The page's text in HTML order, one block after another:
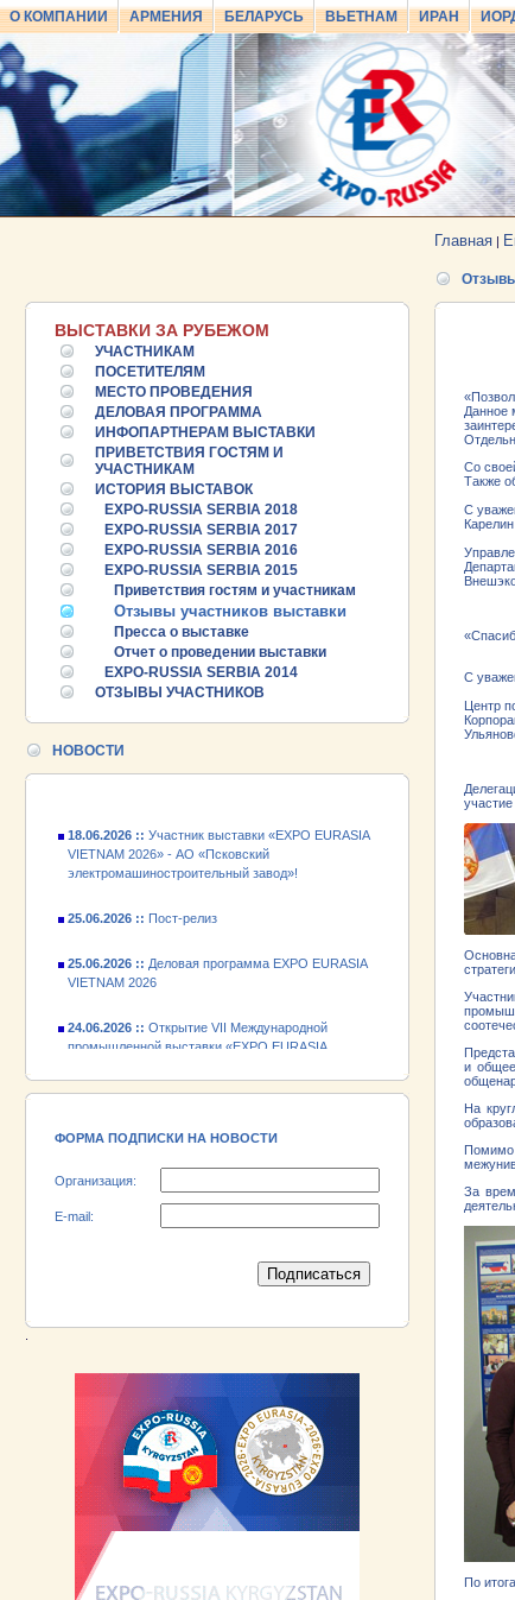
О КОМПАНИИ АРМЕНИЯ БЕЛАРУСЬ ВЬЕТНАМ ИРАН
Главная |
ВЫСТАВКИ ЗА РУБЕЖОМ
УЧАСТНИКАМ
ПОСЕТИТЕЛЯМ
МЕСТО ПРОВЕДЕНИЯ
ДЕЛОВАЯ ПРОГРАММА
ИНФОПАРТНЕРАМ ВЫСТАВКИ
ПРИВЕТСТВИЯ ГОСТЯМ И
УЧАСТНИКАМ
ИСТОРИЯ ВЫСТАВОК
EXPO-RUSSIA SERBIA 2018
EXPO-RUSSIA SERBIA 2017
EXPO-RUSSIA SERBIA 2016
EXPO-RUSSIA SERBIA 2015
Приветствия гостям и участникам
Отзывы участников выставки
Пресса о выставке
Отчет о проведении выставки
EXPO-RUSSIA SERBIA 2014
ОТЗЫВЫ УЧАСТНИКОВ
НОВОСТИ
25.06.2026 :: Пост-релиз
25.06.2026 ::Деловая программа EXPO EURASIA
VIETNAM 2026
VIETNAM 2026»
электромашиностроительный завод»!
25.06.2026 ::Пост-релиз
25.06.2026 :: Деловая программа EXPO EURASIA
24.06.2026 ::Открытие VII Международной
VIETNAM 2026»
VIETNAM 2026» - АО «Псковский
ФОРМА ПОДПИСКИ НА НОВОСТИ
Организация:
E-mail:
Данное
Со
Также
С
С
Центр
и
На
Помимо
За
По